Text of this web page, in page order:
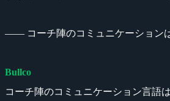
―― コーチ陣のコミュニケーション
Bullco
コーチ陣のコミュニケーション言語